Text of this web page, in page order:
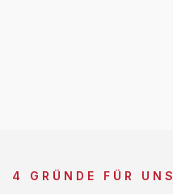
4 GRÜNDE FÜR UNS